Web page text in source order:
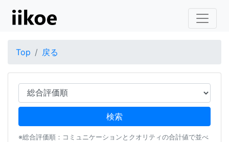
Top 戻る
※総合評価順：コミュニケーションとクオリティの合計値で並べ